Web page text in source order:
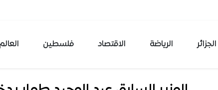
الجزائر الرياضة الاقتصاد فلسطين العالم